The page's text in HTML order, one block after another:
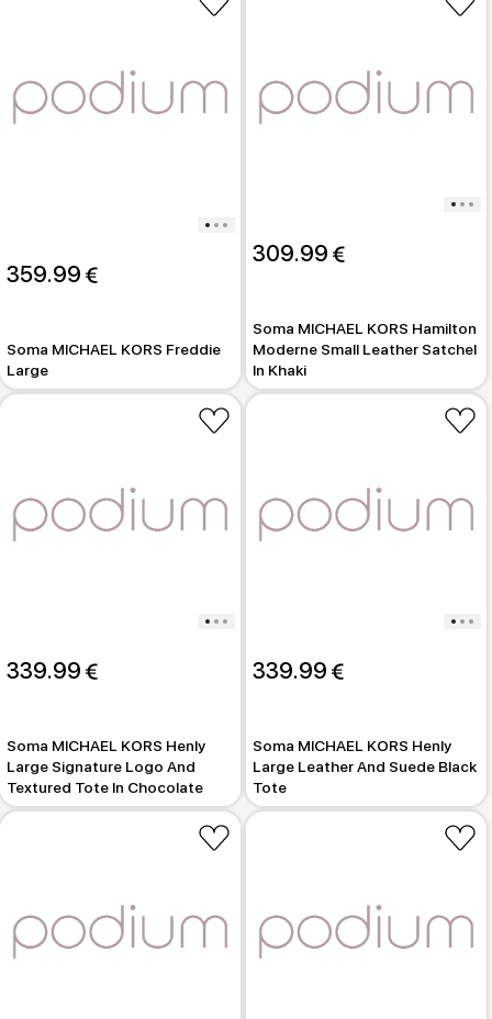
un saņemt preci
Atnāc uz tirdzniecības centru Teika Plaza un izvēlies
no20 000 modes precēm
sev piemērotāko jau šodien
, Brīvības ielā 201.
359.99
Soma MICHAEL KORS Freddie
Large
309.99
Soma MICHAEL KORS Hamilton
Moderne Small Leather Satchel
In Khaki
339.99
Soma MICHAEL KORS Henly
Large Signature Logo And
Textured Tote In Chocolate
339.99
Soma MICHAEL KORS Henly
Large Leather And Suede Black
Tote